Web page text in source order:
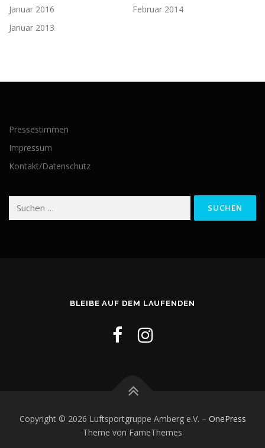
Januar 2016
Februar 2014
Januar 2013
Pressestimmen
Impressum
Kontakt/Datenschutz
Suchen
BLEIBE AUF DEM LAUFENDEN
Copyright © 2026 Luftsportgruppe Amberg e.V. – OnePress
Theme von FameThemes